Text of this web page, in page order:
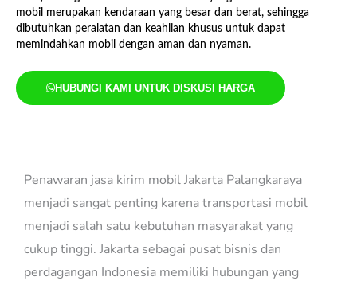
mobil merupakan kendaraan yang besar dan berat, sehingga
dibutuhkan peralatan dan keahlian khusus untuk dapat
memindahkan mobil dengan aman dan nyaman.
HUBUNGI KAMI UNTUK DISKUSI HARGA
Penawaran jasa kirim mobil Jakarta Palangkaraya
menjadi sangat penting karena transportasi mobil
menjadi salah satu kebutuhan masyarakat yang
cukup tinggi. Jakarta sebagai pusat bisnis dan
perdagangan Indonesia memiliki hubungan yang